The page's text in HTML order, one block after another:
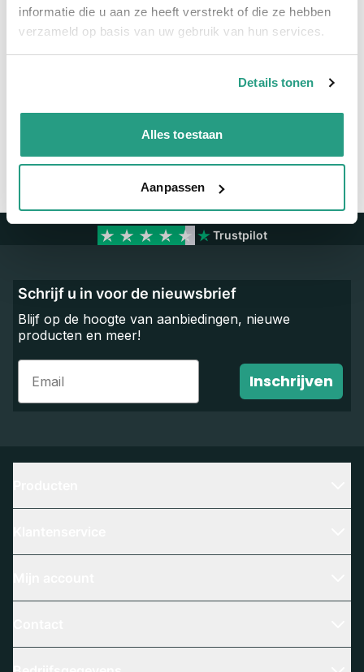
informatie die u aan ze heeft verstrekt of die ze hebben
verzameld op basis van uw gebruik van hun services.
Details tonen
Alles toestaan
Aanpassen
Maatvoering koppeling 12mm
Neem contact met ons op
Trustpilot
Schrijf u in voor de nieuwsbrief
Blijf op de hoogte van aanbiedingen, nieuwe
producten en meer!
Email
Inschrijven